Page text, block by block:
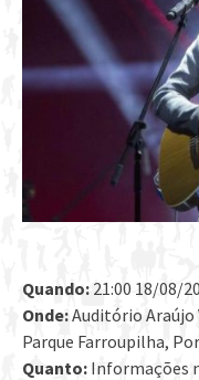
Quando: 21:00 18/08/
Onde:Auditório Araújo
Parque Farroupilha,
Quanto: Informações